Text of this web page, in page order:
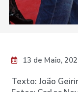
13 de Maio,
Texto: João